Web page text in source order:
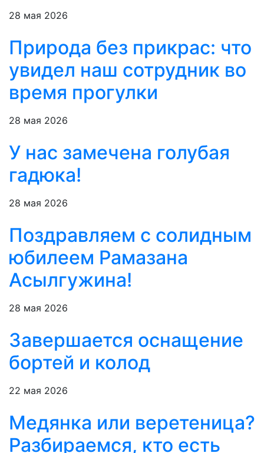
28 мая 2026
Природа без прикрас: что
увидел наш сотрудник во
время прогулки
28 мая 2026
У нас замечена голубая
гадюка!
28 мая 2026
Поздравляем с солидным
юбилеем Рамазана
Асылгужина!
28 мая 2026
Завершается оснащение
бортей и колод
22 мая 2026
Медянка или веретеница?
Разбираемся, кто есть